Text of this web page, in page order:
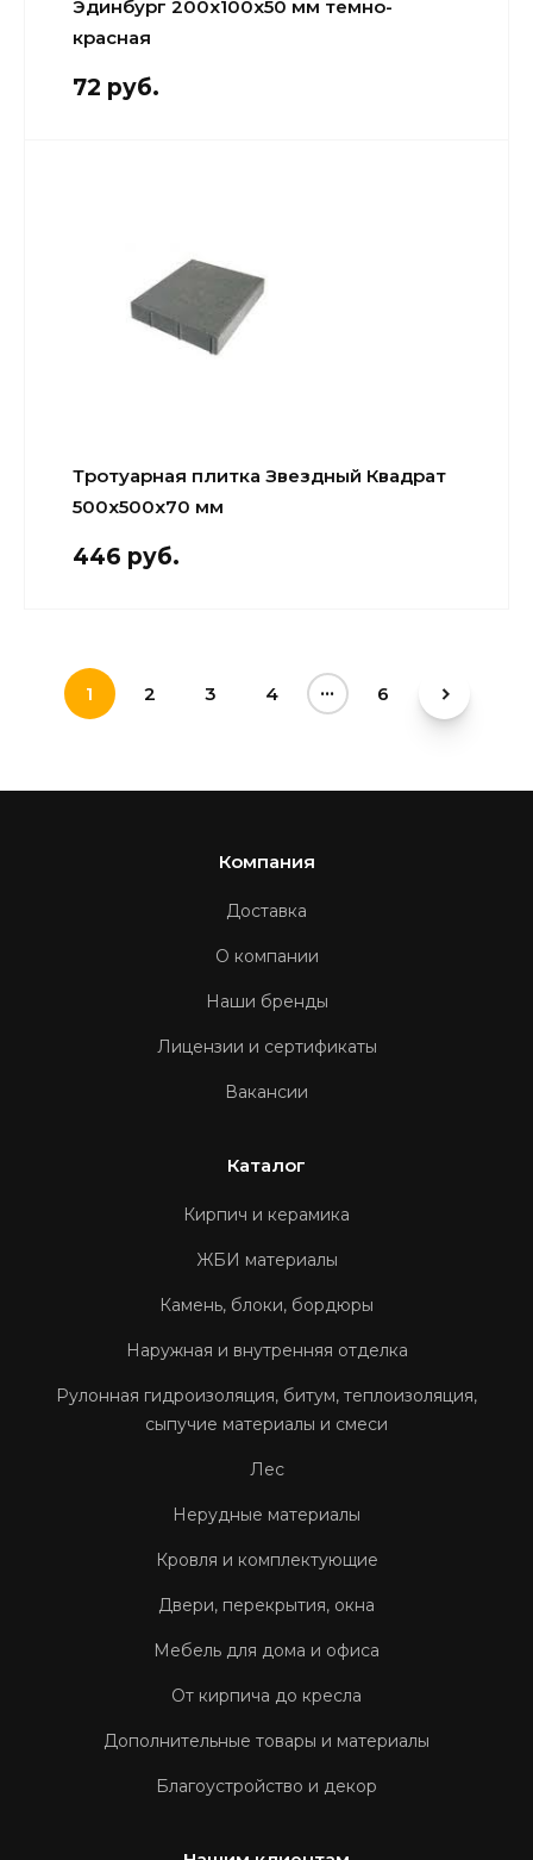
Эдинбург 200х100х50 мм темно-
красная
72 руб.
Тротуарная плитка Звездный Квадрат
500х500х70 мм
446 руб.
1 2 3 4 ... 6
Компания
Доставка
О компании
Наши бренды
Лицензии и сертификаты
Вакансии
Каталог
Кирпич и керамика
ЖБИ материалы
Камень, блоки, бордюры
Наружная и внутренняя отделка
Рулонная гидроизоляция, битум, теплоизоляция,
сыпучие материалы и смеси
Лес
Нерудные материалы
Кровля и комплектующие
Двери, перекрытия, окна
Мебель для дома и офиса
От кирпича до кресла
Дополнительные товары и материалы
Благоустройство и декор